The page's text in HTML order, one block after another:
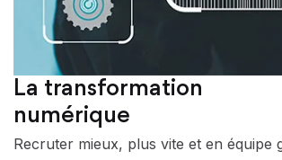
La transformation
numérique
Recruter mieux, plus vite et en équipe